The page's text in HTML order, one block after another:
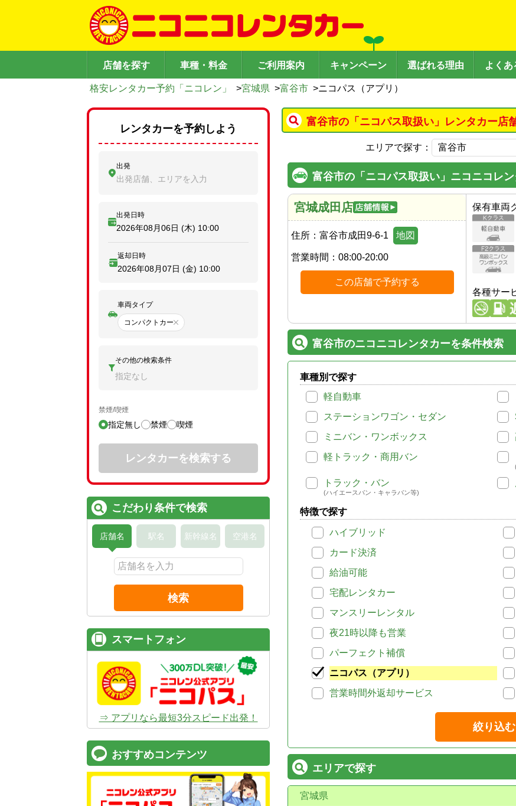
店舗を探す 車種・料金 ご利用案内 キャンペーン 選ばれる理由 よくあ
格安レンタカー予約「ニコレン」 >宮城県 >富谷市 >ニコパス（アプリ）
富谷市の「ニコパス取扱い」レンタカー店
エリアで探す：
富谷市の「ニコパス取扱い」ニコニコレ
宮城成田店
住所： 富谷市成田9-6-1 地図
営業時間： 08:00-20:00
この店舗で予約する
保有車両
各種サー
富谷市のニコニコレンタカーを条件検索
車種別で探す
軽自動車
ステーションワゴン・セダン
ミニバン・ワンボックス
軽トラック・商用バン
トラック・バン
(ハイエースバン・キャラバン等)
特徴で探す
ハイブリッド
カード決済
給油可能
宅配レンタカー
マンスリーレンタル
夜21時以降も営業
パーフェクト補償
ニコパス（アプリ）
営業時間外返却サービス
絞り込む
エリアで探す
宮城県
レンタカーを予約しよう
出発
出発店舗、エリアを入力
出発日時
2026年08月06日 (木) 10:00
返却日時
2026年08月07日 (金) 10:00
車両タイプ
コンパクトカー
その他の検索条件
指定なし
禁煙/喫煙
指定無し 禁煙 喫煙
レンタカーを検索する
こだわり条件で検索
店舗名 駅名 新幹線名 空港名
検索
スマートフォン
⇒ アプリなら最短3分スピード出発！
おすすめコンテンツ